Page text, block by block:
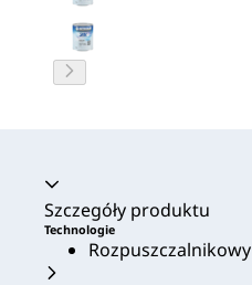
Akordeon zwinięty
Szczegóły produktu
Technologie
Rozpuszczalnikowy